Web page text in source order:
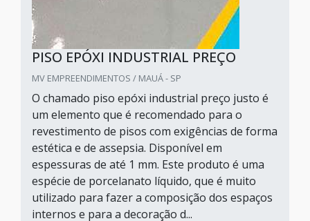
PISO EPÓXI INDUSTRIAL PREÇO
MV EMPREENDIMENTOS / MAUÁ - SP
O chamado piso epóxi industrial preço justo é
um elemento que é recomendado para o
revestimento de pisos com exigências de forma
estética e de assepsia. Disponível em
espessuras de até 1 mm. Este produto é uma
espécie de porcelanato líquido, que é muito
utilizado para fazer a composição dos espaços
internos e para a decoração d...